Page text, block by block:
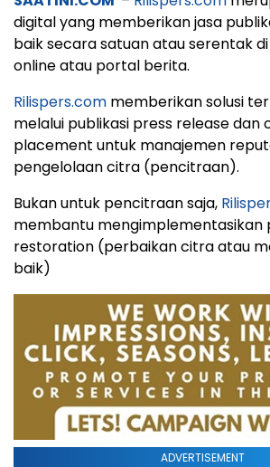
digital yang memberikan jasa
baik secara satuan atau serentak
online atau portal berita.
Rilispers.com memberikan solusi
melalui publikasi press release dan
placement untuk manajemen
pengelolaan citra (pencitraan).
Bukan untuk pencitraan saja,
membantu mengimplementasikan
restoration (perbaikan citra atau
baik)
ADVERTISEMENT